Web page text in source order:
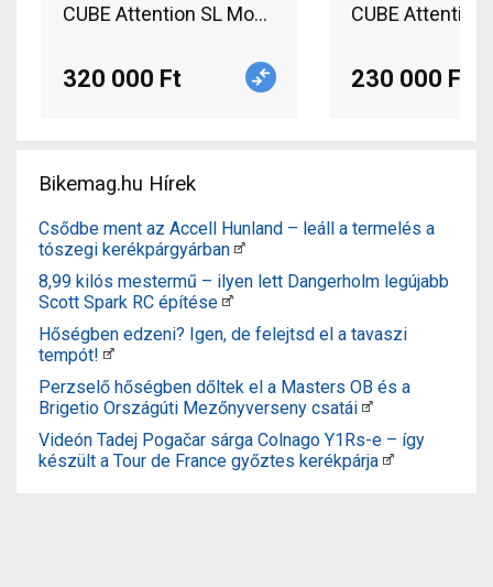
CUBE Attention SL Mountain Bike 29" elöl
320 000 Ft
CUBE Attention
230 000 Ft
Bikemag.hu Hírek
Csődbe ment az Accell Hunland – leáll a termelés a
tószegi kerékpárgyárban
8,99 kilós mestermű – ilyen lett Dangerholm legújabb
Scott Spark RC építése
Hőségben edzeni? Igen, de felejtsd el a tavaszi
tempót!
Perzselő hőségben dőltek el a Masters OB és a
Brigetio Országúti Mezőnyverseny csatái
Videón Tadej Pogačar sárga Colnago Y1Rs-e – így
készült a Tour de France győztes kerékpárja